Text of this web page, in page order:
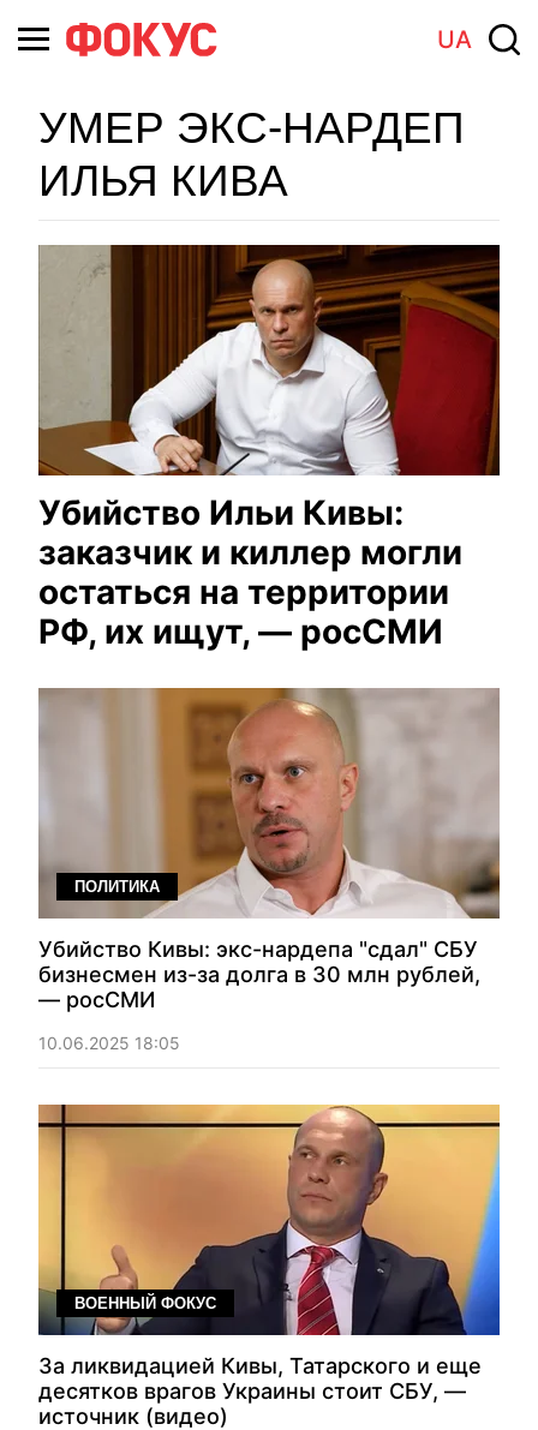
UA
УМЕР ЭКС-НАРДЕП
ИЛЬЯ КИВА
Убийство Ильи Кивы:
заказчик и киллер могли
остаться на территории
РФ, их ищут, — росСМИ
ПОЛИТИКА
Убийство Кивы: экс-нардепа "сдал" СБУ
бизнесмен из-за долга в 30 млн рублей,
— росСМИ
10.06.2025 18:05
ВОЕННЫЙ ФОКУС
За ликвидацией Кивы, Татарского и еще
десятков врагов Украины стоит СБУ, —
источник (видео)